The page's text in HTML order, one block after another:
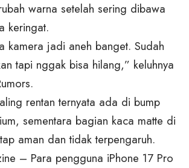
warna setelah sering dibawa
keringat.
kamera jadi aneh banget. Sudah
tapi nggak bisa hilang,” keluhnya
rentan ternyata ada di bump
sementara bagian kaca matte di
aman dan tidak terpengaruh.
– Para pengguna iPhone 17 Pro